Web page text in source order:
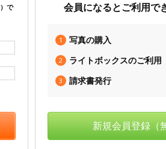
で
会員になるとご利用で
1 写真の購入
2 ライトボックスのご利用
3 請求書発行
新規会員登録（